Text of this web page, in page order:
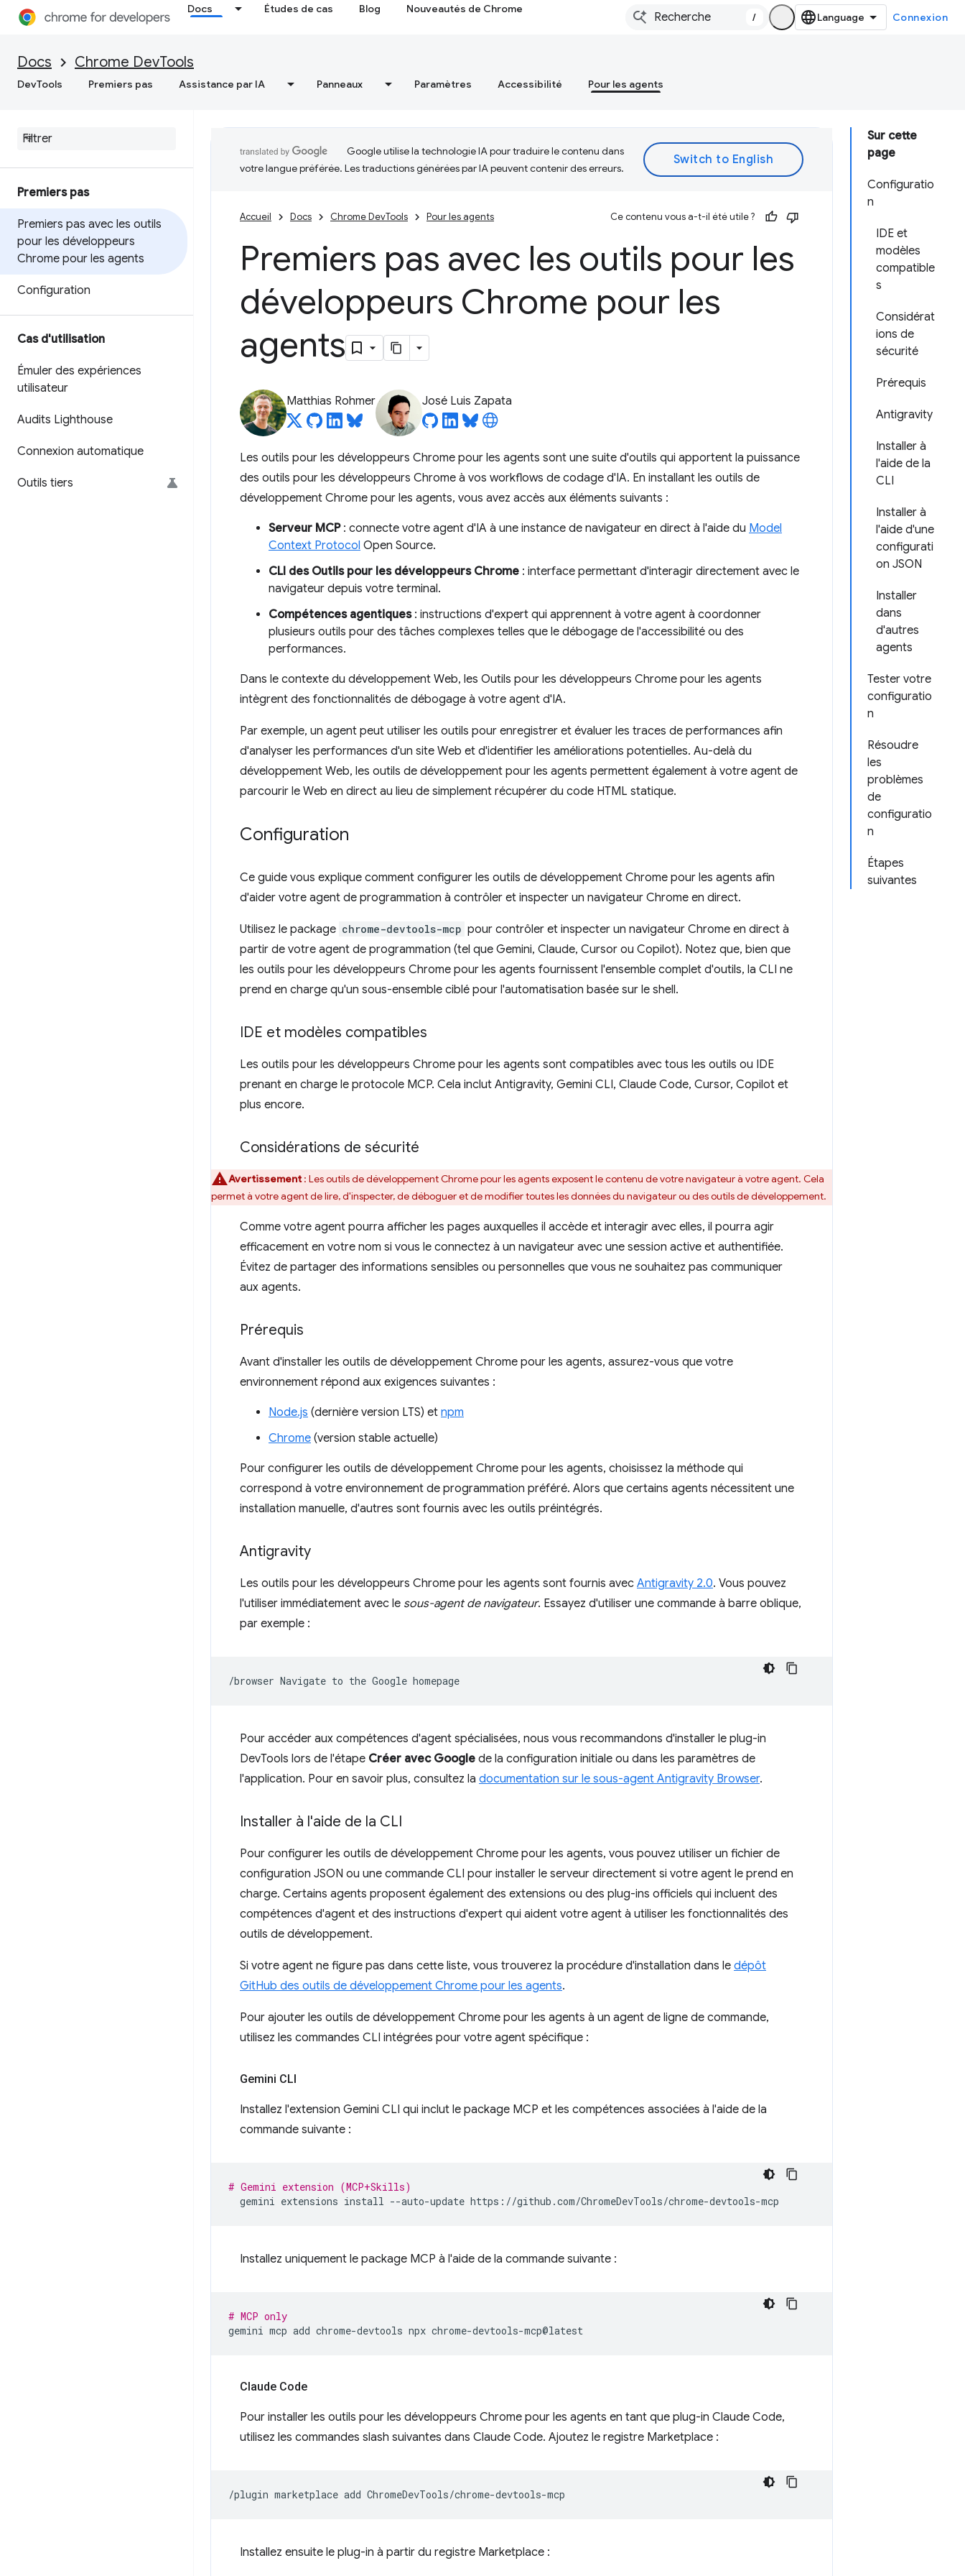
Docs Études de cas Blog Nouveautés de Chrome
/ Connexion
Docs Chrome DevTools
DevTools Premiers pas Assistance par IA Panneaux Paramètres Accessibilité Pour les agents
Premiers pas
Premiers pas avec les outils
pour les développeurs
Chrome pour les agents
Configuration
Cas d'utilisation
Émuler des expériences
utilisateur
Audits Lighthouse
Connexion automatique
Outils tiers
Sur cette
page
Configuratio
n
IDE et
modèles
compatible
s
Considérat
ions de
sécurité
Prérequis
Antigravity
Installer à
l'aide de la
CLI
Installer à
l'aide d'une
configurati
on JSON
Installer
dans
d'autres
agents
Tester votre
configuratio
n
Résoudre
les
problèmes
de
configuratio
n
Étapes
suivantes
Google utilise la technologie IA pour traduire le contenu dans
votre langue préférée. Les traductions générées par IA peuvent contenir des erreurs.
Accueil Docs Chrome DevTools Pour les agents Ce contenu vous a-t-il été utile ?
Premiers pas avec les outils pour les
développeurs Chrome pour les
agents
Matthias Rohmer José Luis Zapata
Les outils pour les développeurs Chrome pour les agents sont une suite d'outils qui apportent la puissance
des outils pour les développeurs Chrome à vos workflows de codage d'IA. En installant les outils de
développement Chrome pour les agents, vous avez accès aux éléments suivants :
Serveur MCP: connecte votre agent d'IA à une instance de navigateur en direct à l'aide du Model
Context Protocol Open Source.
CLI des Outils pour les développeurs Chrome : interface permettant d'interagir directement avec le
navigateur depuis votre terminal.
Compétences agentiques: instructions d'expert qui apprennent à votre agent à coordonner
plusieurs outils pour des tâches complexes telles que le débogage de l'accessibilité ou des
performances.
Dans le contexte du développement Web, les Outils pour les développeurs Chrome pour les agents
intègrent des fonctionnalités de débogage à votre agent d'IA.
Par exemple, un agent peut utiliser les outils pour enregistrer et évaluer les traces de performances afin
d'analyser les performances d'un site Web et d'identifier les améliorations potentielles. Au-delà du
développement Web, les outils de développement pour les agents permettent également à votre agent de
parcourir le Web en direct au lieu de simplement récupérer du code HTML statique.
Configuration
Ce guide vous explique comment configurer les outils de développement Chrome pour les agents afin
d'aider votre agent de programmation à contrôler et inspecter un navigateur Chrome en direct.
Utilisez le package chrome-devtools-mcp pour contrôler et inspecter un navigateur Chrome en direct à
partir de votre agent de programmation (tel que Gemini, Claude, Cursor ou Copilot). Notez que, bien que
les outils pour les développeurs Chrome pour les agents fournissent l'ensemble complet d'outils, la CLI ne
prend en charge qu'un sous-ensemble ciblé pour l'automatisation basée sur le shell.
IDE et modèles compatibles
Les outils pour les développeurs Chrome pour les agents sont compatibles avec tous les outils ou IDE
prenant en charge le protocole MCP. Cela inclut Antigravity, Gemini CLI, Claude Code, Cursor, Copilot et
plus encore.
Considérations de sécurité
Avertissement: Les outils de développement Chrome pour les agents exposent le contenu de votre navigateur à votre agent. Cela
permet à votre agent de lire, d'inspecter, de déboguer et de modifier toutes les données du navigateur ou des outils de développement.
Comme votre agent pourra afficher les pages auxquelles il accède et interagir avec elles, il pourra agir
efficacement en votre nom si vous le connectez à un navigateur avec une session active et authentifiée.
Évitez de partager des informations sensibles ou personnelles que vous ne souhaitez pas communiquer
aux agents.
Prérequis
Avant d'installer les outils de développement Chrome pour les agents, assurez-vous que votre
environnement répond aux exigences suivantes :
Node.js (dernière version LTS) et npm
Chrome (version stable actuelle)
Pour configurer les outils de développement Chrome pour les agents, choisissez la méthode qui
correspond à votre environnement de programmation préféré. Alors que certains agents nécessitent une
installation manuelle, d'autres sont fournis avec les outils préintégrés.
Antigravity
Les outils pour les développeurs Chrome pour les agents sont fournis avec Antigravity 2.0. Vous pouvez
l'utiliser immédiatement avec le sous-agent de navigateur. Essayez d'utiliser une commande à barre oblique,
par exemple :
/browser Navigate to the Google
Pour accéder aux compétences d'agent spécialisées, nous vous recommandons d'installer le plug-in
DevTools lors de l'étape Créer avec Google de la configuration initiale ou dans les paramètres de
l'application. Pour en savoir plus, consultez la documentation sur le sous-agent Antigravity Browser.
Installer à l'aide de la CLI
Pour configurer les outils de développement Chrome pour les agents, vous pouvez utiliser un fichier de
configuration JSON ou une commande CLI pour installer le serveur directement si votre agent le prend en
charge. Certains agents proposent également des extensions ou des plug-ins officiels qui incluent des
compétences d'agent et des instructions d'expert qui aident votre agent à utiliser les fonctionnalités des
outils de développement.
Si votre agent ne figure pas dans cette liste, vous trouverez la procédure d'installation dans le dépôt
GitHub des outils de développement Chrome pour les agents.
Pour ajouter les outils de développement Chrome pour les agents à un agent de ligne de commande,
utilisez les commandes CLI intégrées pour votre agent spécifique :
Gemini CLI
Installez l'extension Gemini CLI qui inclut le package MCP et les compétences associées à l'aide de la
commande suivante :
# Gemini extension (MCP+Skills)
gemini extensions install --auto-update
Installez uniquement le package MCP à l'aide de la commande suivante :
# MCP only
gemini mcp add chrome-devtools npx
Claude Code
Pour installer les outils pour les développeurs Chrome pour les agents en tant que plug-in Claude Code,
utilisez les commandes slash suivantes dans Claude Code. Ajoutez le registre Marketplace :
/plugin marketplace add
Installez ensuite le plug-in à partir du registre Marketplace :